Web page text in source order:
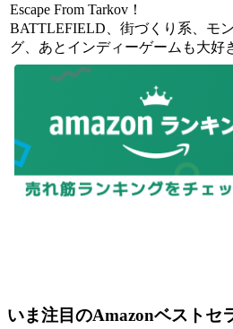
Escape From Tarkov！
BATTLEFIELD、街づくり系、モ
グ、あとインディーゲームも大好
いま注目のAmazonベストセ